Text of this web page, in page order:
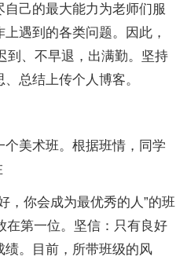
己的最大能力为老师们服
遇到的各类问题。因此，
到、不早退，出满勤。坚持
总结上传个人博客。
美术班。根据班情，同学
，你会成为最优秀的人”的班
在第一位。坚信：只有良好
绩。目前，所带班级的风